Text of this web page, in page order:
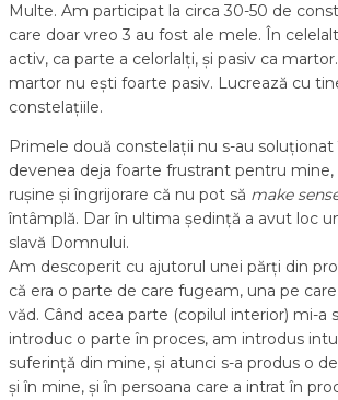
Multe. Am participat la circa 30-50 de
care doar vreo 3 au fost ale mele. În
activ, ca parte a celorlalți, și pasiv ca
martor nu ești foarte pasiv. Lucrează cu
constelațiile.
Primele două constelații nu s-au soluționat
devenea deja foarte frustrant pentru mine,
rușine și îngrijorare că nu pot să make
întâmplă. Dar în ultima ședință a avut loc
slavă Domnului.
Am descoperit cu ajutorul unei părți din
că era o parte de care fugeam, una pe
văd. Când acea parte (copilul interior) mi-a
introduc o parte în proces, am introdus
suferință din mine, și atunci s-a produs o
și în mine, și în persoana care a intrat în